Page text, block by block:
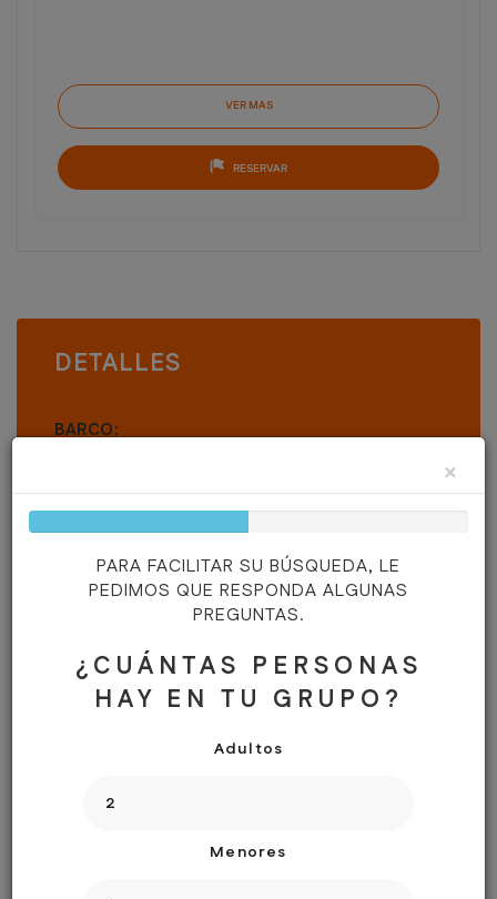
VER MAS
RESERVAR
DETALLES
BARCO:
ADULTOS:2
EXCURSIONES:
NECESITAN AYUDA?
×
PARA FACILITAR SU BÚSQUEDA, LE
PEDIMOS QUE RESPONDA ALGUNAS
PREGUNTAS.
¿CUÁNTAS PERSONAS
HAY EN TU GRUPO?
Adultos
Menores